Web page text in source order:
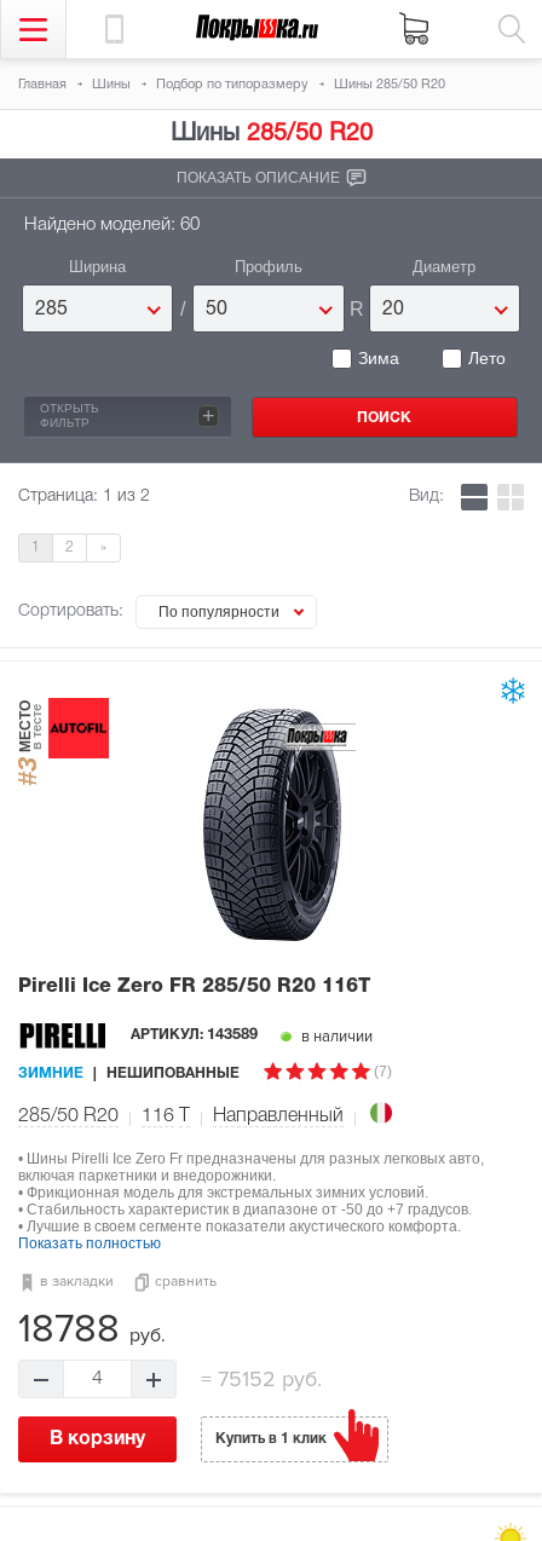
Главная Шины Подбор по типоразмеру Шины 285/50 R20
Шины 285/50 R20
ПОКАЗАТЬ ОПИСАНИЕ
Найдено моделей: 60
Ширина
285 /
Профиль
50 R
Диаметр
20
Зима Лето
ОТКРЫТЬ
ФИЛЬТР
+
Страница: 1 из 2
1 2 »
Сортировать: По популярности
Вид:
#3
МЕСТОв тесте
Pirelli Ice Zero FR 285/50 R20 116T
АРТИКУЛ: 143589 в наличии
ЗИМНИЕ НЕШИПОВАННЫЕ (7)
285/50 R20 116 Направленный
• Шины Pirelli Ice Zero Fr предназначены для разных легковых авто,
включая паркетники и внедорожники.
• Фрикционная модель для экстремальных зимних условий.
• Стабильность характеристик в диапазоне от -50 до +7 градусов.
• Лучшие в своем сегменте показатели акустического комфорта.
Показать полностью
в закладки сравнить
18788 руб.
4 =75152 руб.
В корзину Купить в 1 клик